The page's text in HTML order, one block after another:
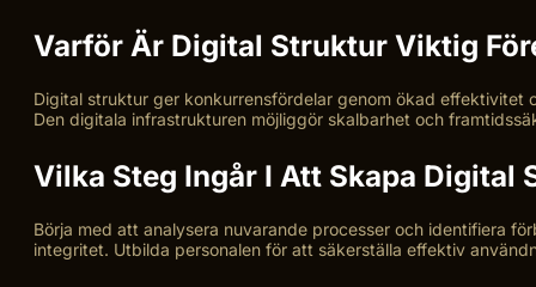
Varför Är Digital Struktur Viktig
Digital struktur ger konkurrensfördelar genom ökad
Den digitala infrastrukturen möjliggör skalbarhet och
Vilka Steg Ingår I Att Skapa Digital
Börja med att analysera nuvarande processer och identifiera
integritet. Utbilda personalen för att säkerställa effektiv